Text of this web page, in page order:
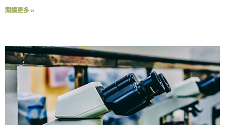
閱讀更多 »